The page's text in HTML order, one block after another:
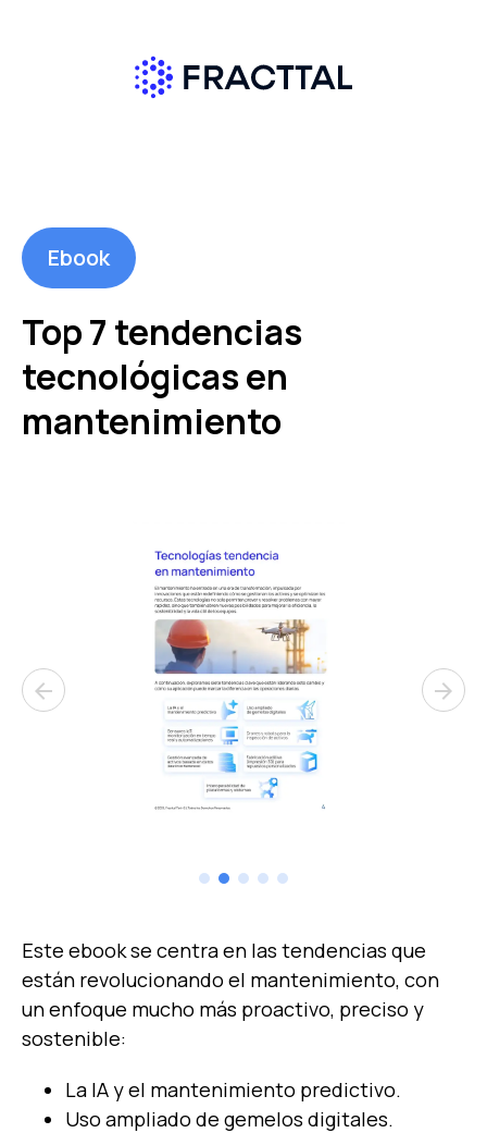
Ebook
Top 7 tendencias
tecnológicas en
mantenimiento
arrow_back arrow_forward
Este ebook se centra en las tendencias que
están revolucionando el mantenimiento, con
un enfoque mucho más proactivo, preciso y
sostenible:
La IA y el mantenimiento predictivo.
Uso ampliado de gemelos digitales.